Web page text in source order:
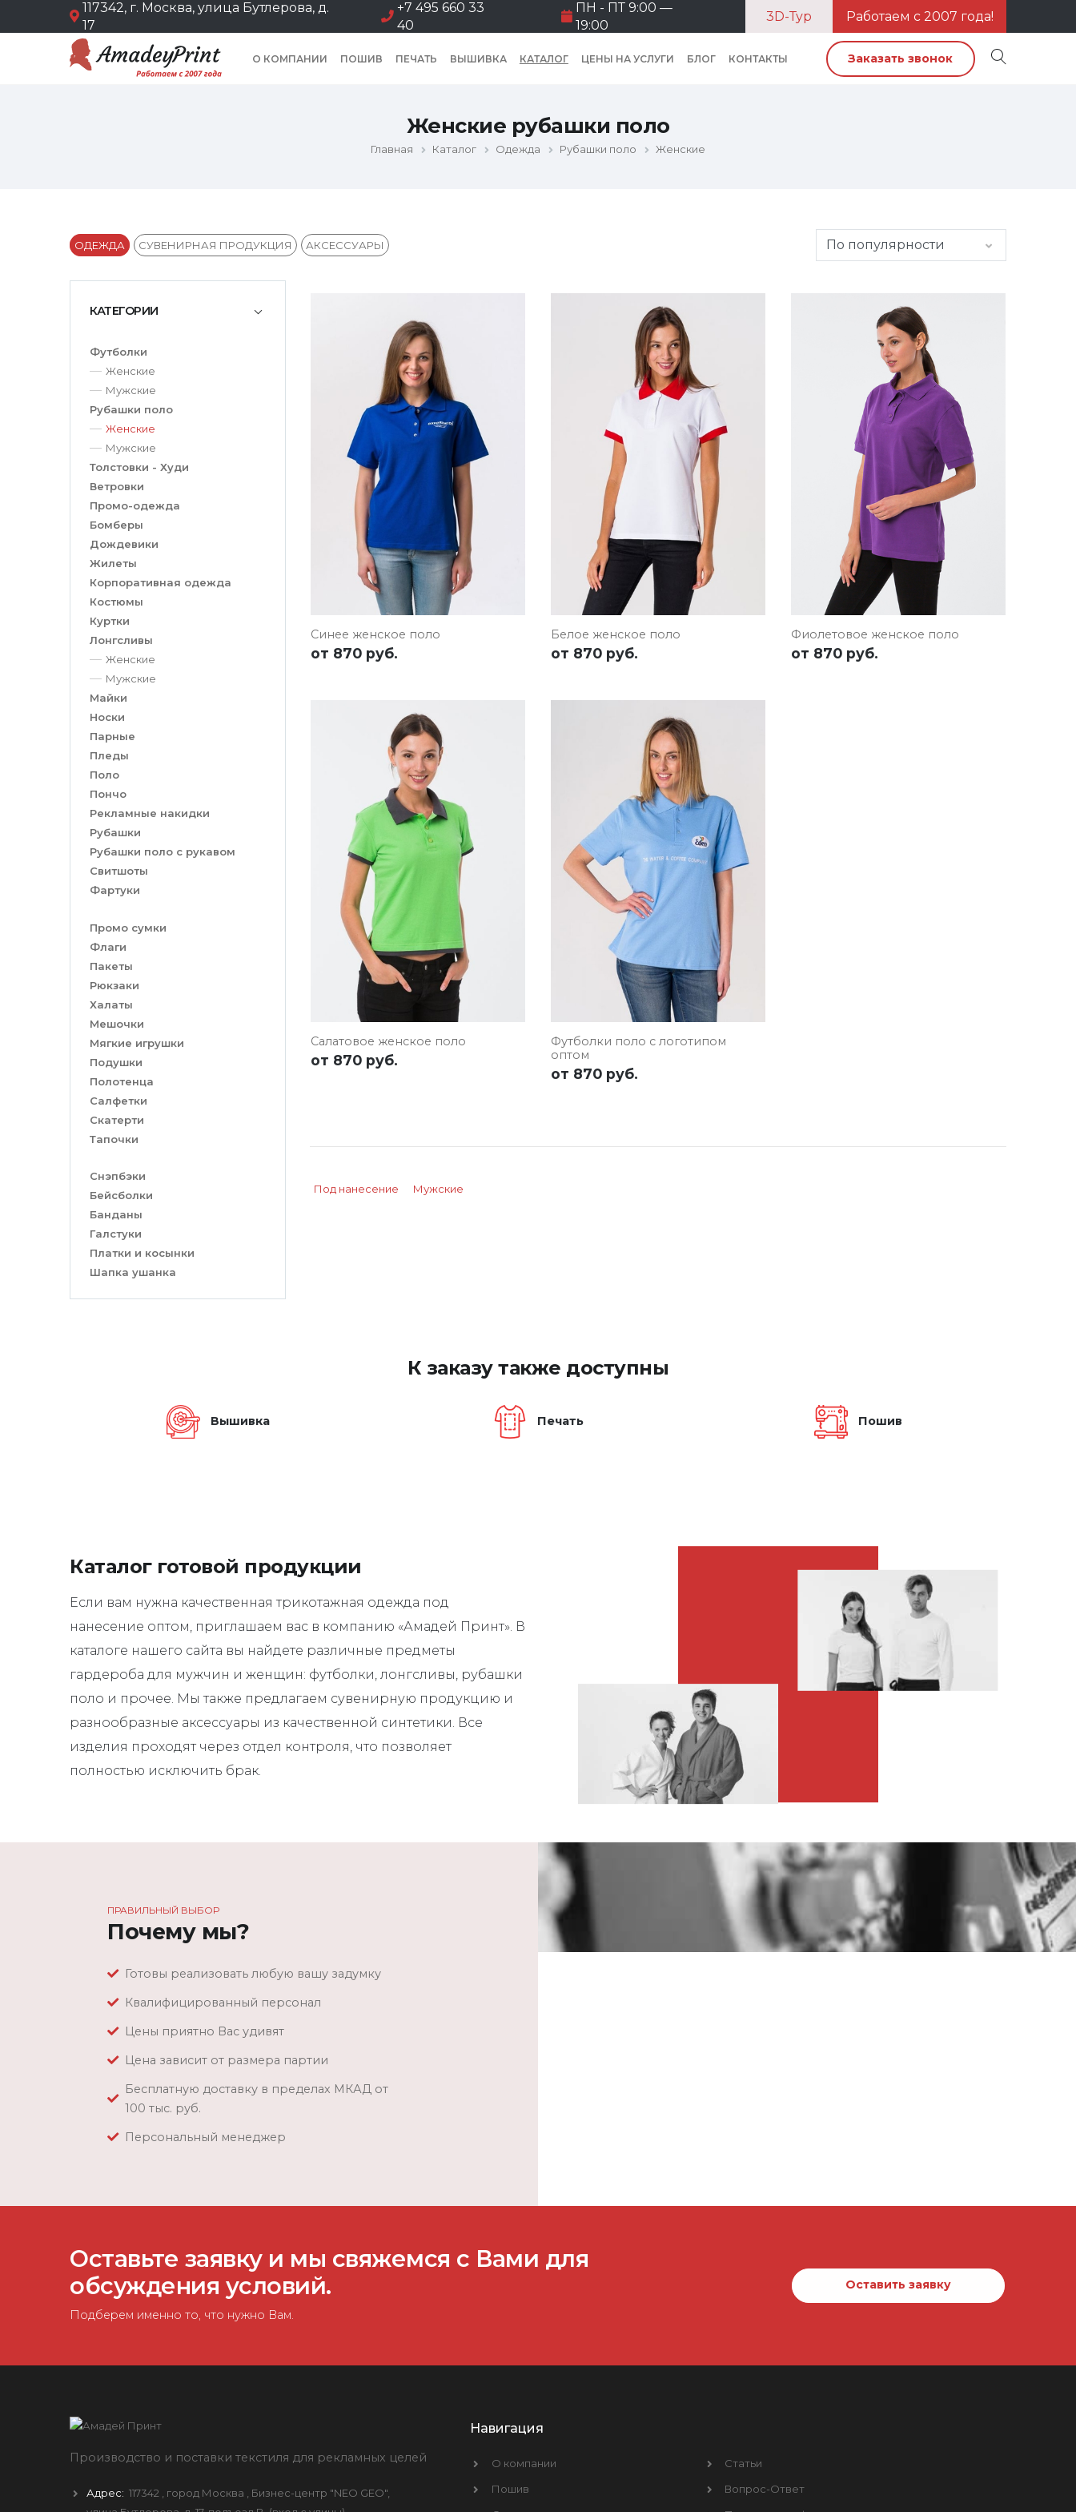
117342, г. Москва, улица Бутлерова, д.
17
+7 495 660 33
40
ПН - ПТ 9:00 —
19:00
3D-Тур Работаем с 2007 года!
О КОМПАНИИ ПОШИВ ПЕЧАТЬ ВЫШИВКА КАТАЛОГ ЦЕНЫ НА УСЛУГИ БЛОГ КОНТАКТЫ Заказать звонок
Женские рубашки поло
Главная Каталог Одежда Рубашки поло Женские
ОДЕЖДА СУВЕНИРНАЯ ПРОДУКЦИЯ АКСЕССУАРЫ
КАТЕГОРИИ
Футболки
Женские
Мужские
Рубашки поло
Женские
Мужские
Толстовки - Худи
Ветровки
Промо-одежда
Бомберы
Дождевики
Жилеты
Корпоративная одежда
Костюмы
Куртки
Лонгсливы
Женские
Мужские
Майки
Носки
Парные
Пледы
Поло
Пончо
Рекламные накидки
Рубашки
Рубашки поло с рукавом
Свитшоты
Фартуки
Промо сумки
Флаги
Пакеты
Рюкзаки
Халаты
Мешочки
Мягкие игрушки
Подушки
Полотенца
Салфетки
Скатерти
Тапочки
Снэпбэки
Бейсболки
Банданы
Галстуки
Платки и косынки
Шапка ушанка
ПОДРОБНЕЕ ОСТАВИТЬ ЗАЯВКУ
Синее женское поло
от 870 руб.
ПОДРОБНЕЕ ОСТАВИТЬ ЗАЯВКУ
Белое женское поло
от 870 руб.
ПОДРОБНЕЕ ОСТАВИТЬ ЗАЯВКУ
Фиолетовое женское поло
от 870 руб.
ПОДРОБНЕЕ ОСТАВИТЬ ЗАЯВКУ
Салатовое женское поло
от 870 руб.
ПОДРОБНЕЕ ОСТАВИТЬ ЗАЯВКУ
Футболки поло с логотипом
оптом
от 870 руб.
Под нанесение Мужские
К заказу также доступны
Вышивка Печать Пошив
Каталог готовой продукции
Если вам нужна качественная трикотажная одежда под
нанесение оптом, приглашаем вас в компанию «Амадей Принт». В
каталоге нашего сайта вы найдете различные предметы
гардероба для мужчин и женщин: футболки, лонгсливы, рубашки
поло и прочее. Мы также предлагаем сувенирную продукцию и
разнообразные аксессуары из качественной синтетики. Все
изделия проходят через отдел контроля, что позволяет
полностью исключить брак.
ПРАВИЛЬНЫЙ ВЫБОР
Почему мы?
Готовы реализовать любую вашу задумку
Квалифицированный персонал
Цены приятно Вас удивят
Цена зависит от размера партии
Бесплатную доставку в пределах МКАД от
100 тыс. руб.
Персональный менеджер
Оставьте заявку и мы свяжемся с Вами для
обсуждения условий.
Подберем именно то, что нужно Вам.
Оставить заявку
Производство и поставки текстиля для рекламных целей
Адрес: 117342 , город Москва
, Бизнес-центр "NEO GEO",
Навигация
О компании
Пошив
Статьи
Вопрос-Ответ